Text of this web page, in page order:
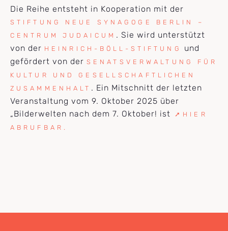
Die Reihe entsteht in Kooperation mit der
STIFTUNG NEUE SYNAGOGE BERLIN –
CENTRUM JUDAICUM . Sie wird unterstützt
von der HEINRICH-BÖLL-STIFTUNG
und
gefördert von der SENATSVERWALTUNG FÜR
KULTUR UND GESELLSCHAFTLICHEN
ZUSAMMENHALT . Ein Mitschnitt der letzten
Veranstaltung vom 9. Oktober 2025 über
„Bilderwelten nach dem 7. Oktober! ist ➚HIER
ABRUFBAR.